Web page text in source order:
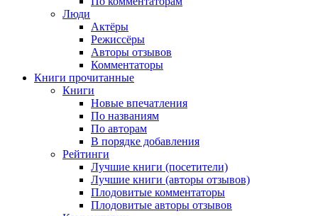
Люди
Актёры
Режиссёры
Авторы отзывов
Комментаторы
Книги прочитанные
Книги
Новые впечатления
По названиям
По авторам
В порядке добавления
Рейтинги
Лучшие книги (посетители)
Лучшие книги (авторы отзывов)
Плодовитые комментаторы
Плодовитые авторы отзывов